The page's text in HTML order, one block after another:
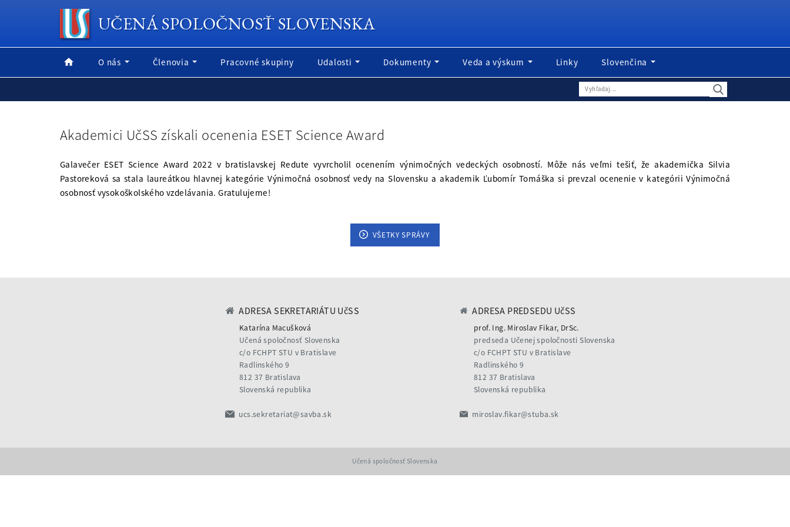
UČENÁ SPOLOČNOSŤ SLOVENSKA
O nás Členovia Pracovné skupiny Udalosti Dokumenty Veda a výskum Linky Slovenčina
Akademici UčSS získali ocenenia ESET Science Award
Galavečer ESET Science Award 2022 v bratislavskej Redute vyvrcholil ocenením výnimočných vedeckých osobností. Môže nás veľmi tešiť, že akademička Silvia
Pastoreková sa stala laureátkou hlavnej kategórie Výnimočná osobnosť vedy na Slovensku a akademik Ľubomír Tomáška si prevzal ocenenie v kategórii Výnimočná
osobnosť vysokoškolského vzdelávania. Gratulujeme!
VŠETKY SPRÁVY
ADRESA SEKRETARIÁTU UčSS
Katarína Macušková
Učená spoločnosť Slovenska
c/o FCHPT STU v Bratislave
Radlinského 9
812 37 Bratislava
Slovenská republika
ucs.sekretariat@savba.sk
ADRESA PREDSEDU UčSS
prof. Ing. Miroslav Fikar, DrSc.
predseda Učenej spoločnosti Slovenska
c/o FCHPT STU v Bratislave
Radlinského 9
812 37 Bratislava
Slovenská republika
miroslav.fikar@stuba.sk
Učená spoločnosť Slovenska